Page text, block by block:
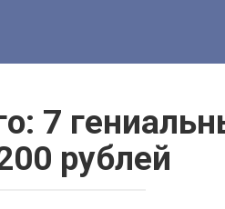
7
рублей